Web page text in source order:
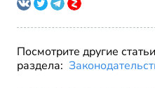
Посмотрите другие
раздела: